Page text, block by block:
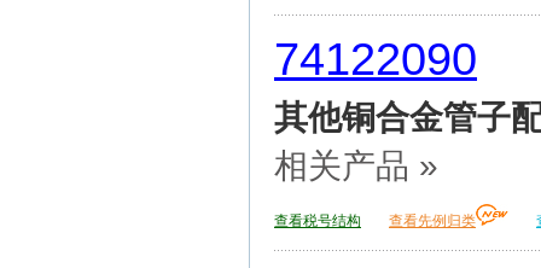
74122090
其他铜合金管子
相关产品 »
查看税号结构 查看先例归类